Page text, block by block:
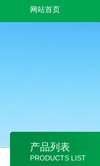
网站首页
产品列表
PRODUCTS LIST